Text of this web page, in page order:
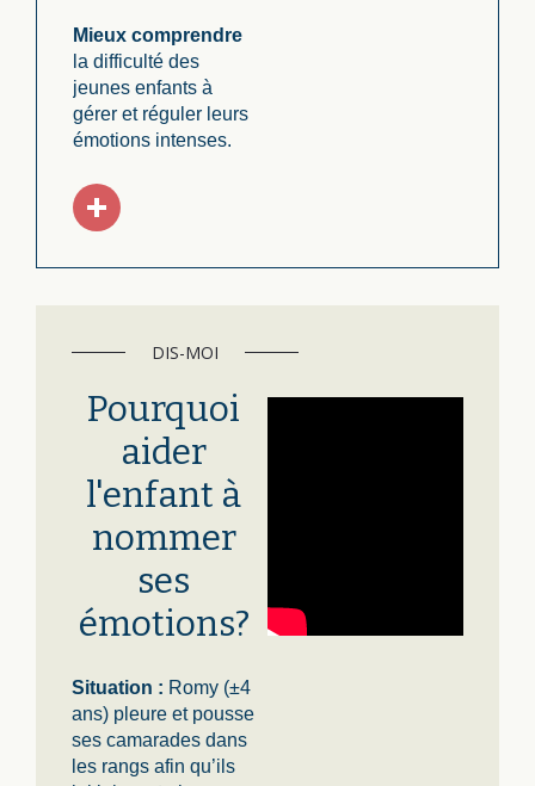
Mieux comprendre
la difficulté des
jeunes enfants à
gérer et réguler leurs
émotions intenses.
DIS-MOI
Pourquoi
aider
l'enfant à
nommer
ses
émotions?
Situation : Romy (±4
ans) pleure et pousse
ses camarades dans
les rangs afin qu’ils